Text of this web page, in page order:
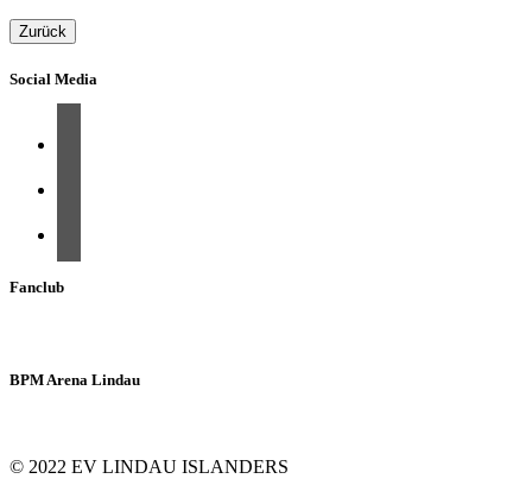
Zurück
Social Media
Fanclub
BPM Arena Lindau
© 2022 EV LINDAU ISLANDERS